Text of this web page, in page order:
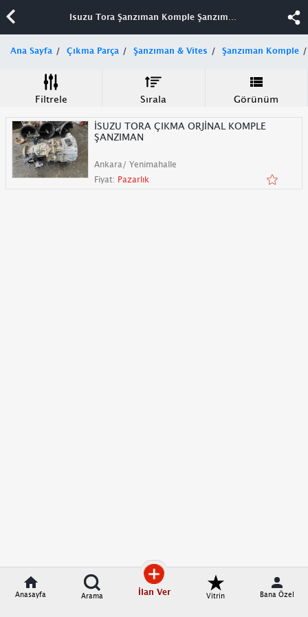
Isuzu Tora Şanzıman Komple Şanzıman & Vites
Ana Sayfa Çıkma Parça Şanzıman & Vites Şanzıman Komple
Filtrele Sırala Görünüm
İSUZU TORA ÇIKMA ORJİNAL KOMPLE
ŞANZIMAN
Ankara/ Yenimahalle
Fiyat: Pazarlık
Anasayfa Arama İlan Ver Vitrin Bana Özel